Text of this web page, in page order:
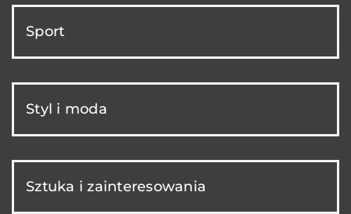
Sport
Styl i moda
Sztuka i zainteresowania